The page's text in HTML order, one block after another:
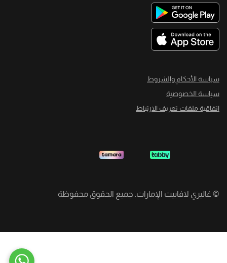
سياسة الأحكام والشروط
سياسة الخصوصية
اتفاقية ملفات تعريف الارتباط
© غاليري لافاييت الإمارات. جميع الحقوق محفوظة